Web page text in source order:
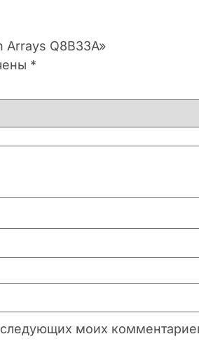
Arrays Q8B33A»
*
моих